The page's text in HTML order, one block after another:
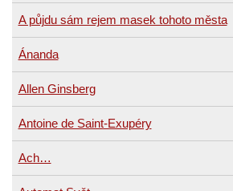
A půjdu sám rejem masek tohoto města
Ánanda
Allen Ginsberg
Antoine de Saint-Exupéry
Ach…